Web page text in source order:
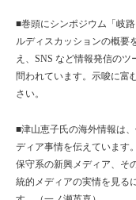
■巻頭にシンポジウム「岐
ルディスカッションの概要
え、 SNS など情報発信のツ
問われています。示唆に富
さい。
■津山恵子氏の海外情報は
ディア事情を伝えています
保守系の新興メディア、そ
統的メディアの実情を見る